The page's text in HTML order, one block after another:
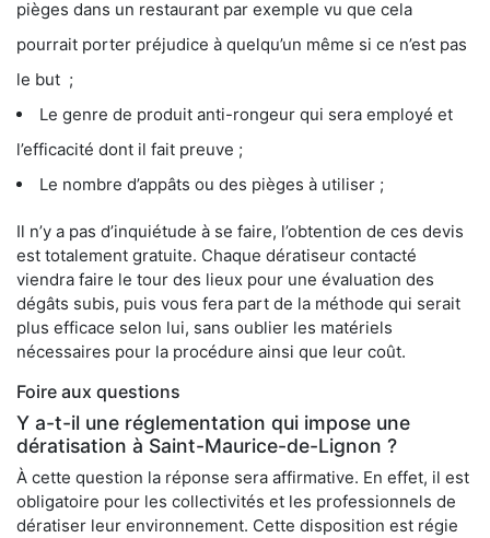
pièges dans un restaurant par exemple vu que cela
pourrait porter préjudice à quelqu’un même si ce n’est pas
le but ;
Le genre de produit anti-rongeur qui sera employé et
l’efficacité dont il fait preuve ;
Le nombre d’appâts ou des pièges à utiliser ;
Il n’y a pas d’inquiétude à se faire, l’obtention de ces devis
est totalement gratuite. Chaque dératiseur contacté
viendra faire le tour des lieux pour une évaluation des
dégâts subis, puis vous fera part de la méthode qui serait
plus efficace selon lui, sans oublier les matériels
nécessaires pour la procédure ainsi que leur coût.
Foire aux questions
Y a-t-il une réglementation qui impose une
dératisation à Saint-Maurice-de-Lignon ?
À cette question la réponse sera affirmative. En effet, il est
obligatoire pour les collectivités et les professionnels de
dératiser leur environnement. Cette disposition est régie